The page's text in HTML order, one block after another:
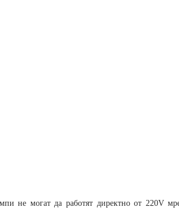
не могат да работят директно от 220V